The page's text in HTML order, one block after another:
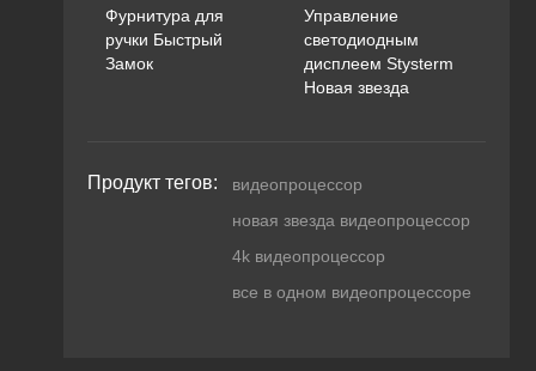
Фурнитура для
ручки Быстрый
Замок
Управление
светодиодным
дисплеем Stysterm
Новая звезда
Продукт тегов:
видеопроцессор
новая звезда видеопроцессор
4k видеопроцессор
все в одном видеопроцессоре